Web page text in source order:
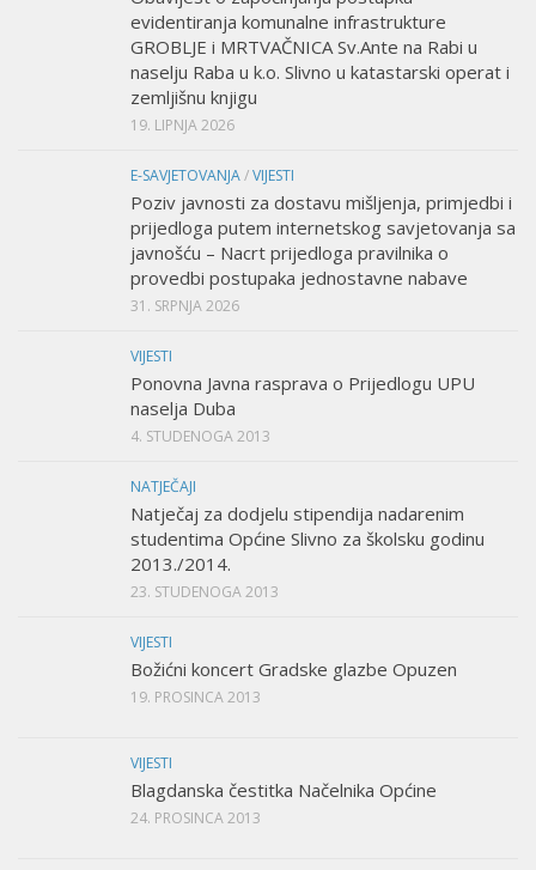
evidentiranja komunalne infrastrukture
GROBLJE i MRTVAČNICA Sv.Ante na Rabi u
naselju Raba u k.o. Slivno u katastarski operat i
zemljišnu knjigu
19. LIPNJA 2026
E-SAVJETOVANJA/VIJESTI
Poziv javnosti za dostavu mišljenja, primjedbi i
prijedloga putem internetskog savjetovanja sa
javnošću – Nacrt prijedloga pravilnika o
provedbi postupaka jednostavne nabave
31. SRPNJA 2026
VIJESTI
Ponovna Javna rasprava o Prijedlogu UPU
naselja Duba
4. STUDENOGA 2013
NATJEČAJI
Natječaj za dodjelu stipendija nadarenim
studentima Općine Slivno za školsku godinu
2013./2014.
23. STUDENOGA 2013
VIJESTI
Božićni koncert Gradske glazbe Opuzen
19. PROSINCA 2013
VIJESTI
Blagdanska čestitka Načelnika Općine
24. PROSINCA 2013